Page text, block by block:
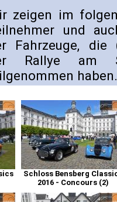
zeigen im
und
Fahrzeuge, die
Rallye am
haben.
Schloss Bensberg
2016 - Concours (2)